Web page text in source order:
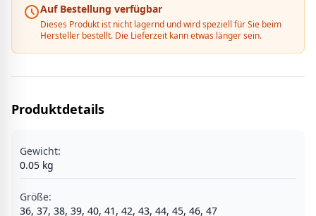
Auf Bestellung verfügbar
Dieses Produkt ist nicht lagernd und wird speziell für Sie beim
Hersteller bestellt. Die Lieferzeit kann etwas länger sein.
Produktdetails
Gewicht:
0.05 kg
Größe:
36, 37, 38, 39, 40, 41, 42, 43, 44, 45, 46, 47